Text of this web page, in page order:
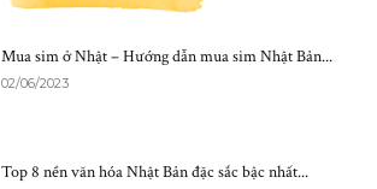
Mua sim ở Nhật – Hướng dẫn mua sim Nhật Bản...
02/06/2023
Top 8 nền văn hóa Nhật Bản đặc sắc bậc nhất...